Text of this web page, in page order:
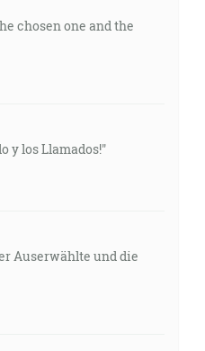
chosen one and the
y los Llamados!"
Auserwählte und die